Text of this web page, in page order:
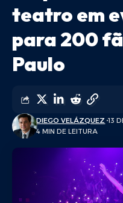
teatro em
para 200
Paulo
DIEGO VELÁZQUEZ 13
4 MIN DE LEITURA